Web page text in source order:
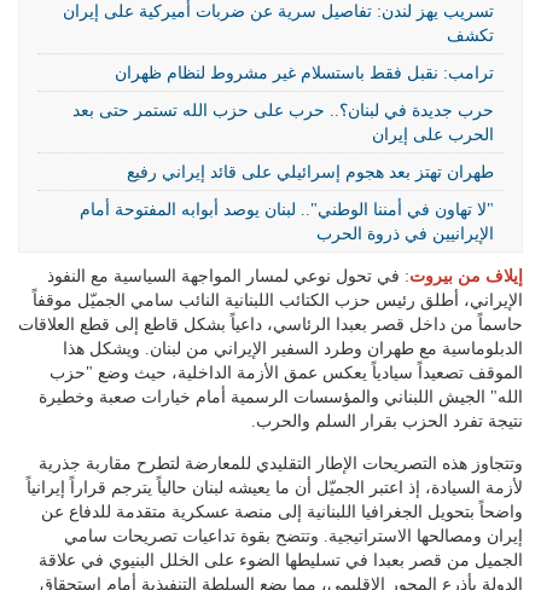
تسريب يهز لندن: تفاصيل سرية عن ضربات أميركية على إيران
تكشف
ترامب: نقبل فقط باستسلام غير مشروط لنظام ظهران
حرب جديدة في لبنان؟.. حرب على حزب الله تستمر حتى بعد
الحرب على إيران
طهران تهتز بعد هجوم إسرائيلي على قائد إيراني رفيع
"لا تهاون في أمننا الوطني".. لبنان يوصد أبوابه المفتوحة أمام
الإيرانيين في ذروة الحرب
إيلاف من بيروت: في تحول نوعي لمسار المواجهة السياسية مع النفوذ
الإيراني، أطلق رئيس حزب الكتائب اللبنانية النائب سامي الجميّل موقفاً
حاسماً من داخل قصر بعبدا الرئاسي، داعياً بشكل قاطع إلى قطع العلاقات
الدبلوماسية مع طهران وطرد السفير الإيراني من لبنان. ويشكل هذا
الموقف تصعيداً سيادياً يعكس عمق الأزمة الداخلية، حيث وضع "حزب
الله" الجيش اللبناني والمؤسسات الرسمية أمام خيارات صعبة وخطيرة
نتيجة تفرد الحزب بقرار السلم والحرب.
وتتجاوز هذه التصريحات الإطار التقليدي للمعارضة لتطرح مقاربة جذرية
لأزمة السيادة، إذ اعتبر الجميّل أن ما يعيشه لبنان حالياً يترجم قراراً إيرانياً
واضحاً بتحويل الجغرافيا اللبنانية إلى منصة عسكرية متقدمة للدفاع عن
إيران ومصالحها الاستراتيجية. وتتضح بقوة تداعيات تصريحات سامي
الجميل من قصر بعبدا في تسليطها الضوء على الخلل البنيوي في علاقة
الدولة بأذرع المحور الإقليمي، مما يضع السلطة التنفيذية أمام استحقاق